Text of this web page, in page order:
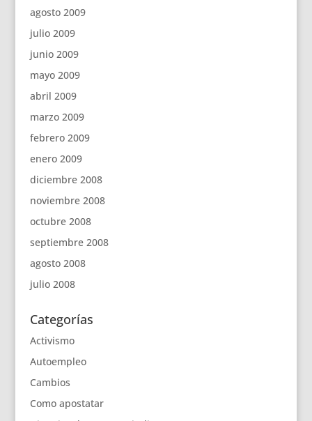
agosto 2009
julio 2009
junio 2009
mayo 2009
abril 2009
marzo 2009
febrero 2009
enero 2009
diciembre 2008
noviembre 2008
octubre 2008
septiembre 2008
agosto 2008
julio 2008
Categorías
Activismo
Autoempleo
Cambios
Como apostatar